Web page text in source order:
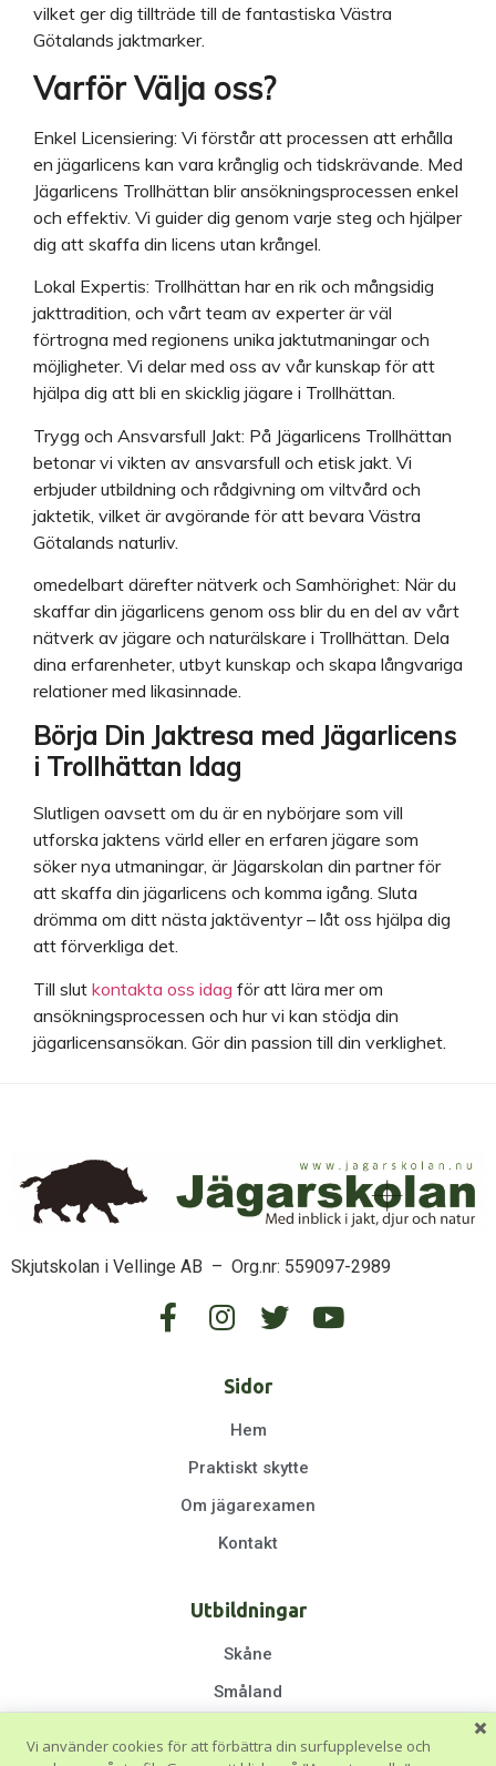
vilket ger dig tillträde till de fantastiska Västra
Götalands jaktmarker.
Varför Välja oss?
Enkel Licensiering: Vi förstår att processen att erhålla
en jägarlicens kan vara krånglig och tidskrävande. Med
Jägarlicens Trollhättan blir ansökningsprocessen enkel
och effektiv. Vi guider dig genom varje steg och hjälper
dig att skaffa din licens utan krångel.
Lokal Expertis: Trollhättan har en rik och mångsidig
jakttradition, och vårt team av experter är väl
förtrogna med regionens unika jaktutmaningar och
möjligheter. Vi delar med oss av vår kunskap för att
hjälpa dig att bli en skicklig jägare i Trollhättan.
Trygg och Ansvarsfull Jakt: På Jägarlicens Trollhättan
betonar vi vikten av ansvarsfull och etisk jakt. Vi
erbjuder utbildning och rådgivning om viltvård och
jaktetik, vilket är avgörande för att bevara Västra
Götalands naturliv.
omedelbart därefter nätverk och Samhörighet: När du
skaffar din jägarlicens genom oss blir du en del av vårt
nätverk av jägare och naturälskare i Trollhättan. Dela
dina erfarenheter, utbyt kunskap och skapa långvariga
relationer med likasinnade.
Börja Din Jaktresa med Jägarlicens
i Trollhättan Idag
Slutligen oavsett om du är en nybörjare som vill
utforska jaktens värld eller en erfaren jägare som
söker nya utmaningar, är Jägarskolan din partner för
att skaffa din jägarlicens och komma igång. Sluta
drömma om ditt nästa jaktäventyr – låt oss hjälpa dig
att förverkliga det.
Till slut kontakta oss idag för att lära mer om
ansökningsprocessen och hur vi kan stödja din
jägarlicensansökan. Gör din passion till din verklighet.
Skjutskolan i Vellinge AB – Org.nr: 559097-2989
Sidor
Hem
Praktiskt skytte
Om jägarexamen
Kontakt
Utbildningar
Skåne
Småland
Vi använder cookies för att förbättra din surfupplevelse och